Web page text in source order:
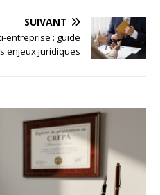
SUIVANT
entreprise : guide
enjeux juridiques